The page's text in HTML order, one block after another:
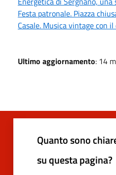
Festa patronale. Piazza
Casale. Musica vintage con
Ultimo aggiornamento: 14
Quanto sono
su questa pagina?